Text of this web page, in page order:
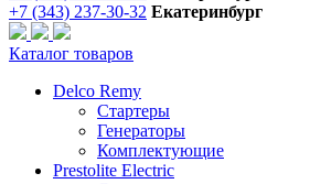
+7 (343) 237-30-32 Екатеринбург
Каталог товаров
Delco Remy
Стартеры
Генераторы
Комплектующие
Prestolite Electric